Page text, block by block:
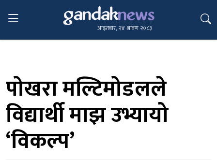
आइतबार, २४ श्रावण २०८३
पोखरा मल्टिमोडलले
विद्यार्थी माझ उभ्यायो
‘विकल्प’